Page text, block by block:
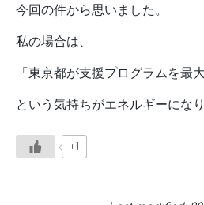
今回の件から思いました。
私の場合は、
「東京都が支援プログラムを最
という気持ちがエネルギーになり
+1